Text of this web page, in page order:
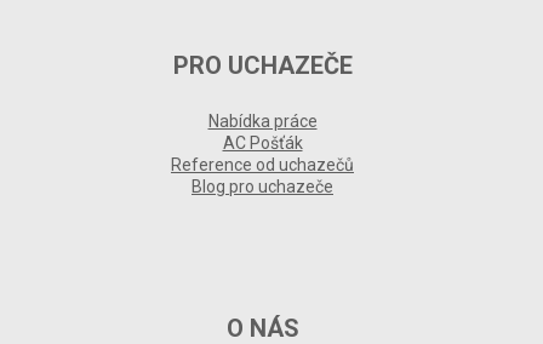
PRO UCHAZEČE
Nabídka práce
AC Pošťák
Reference od uchazečů
Blog pro uchazeče
O NÁS